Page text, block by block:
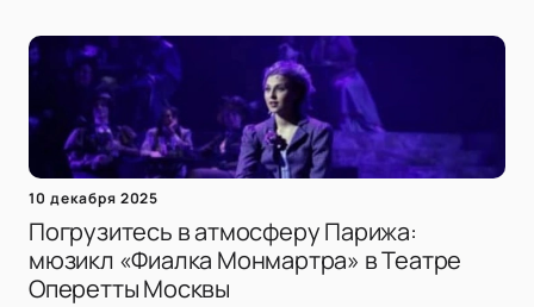
10 декабря 2025
Погрузитесь в атмосферу Парижа:
мюзикл «Фиалка Монмартра» в Театре
Оперетты Москвы